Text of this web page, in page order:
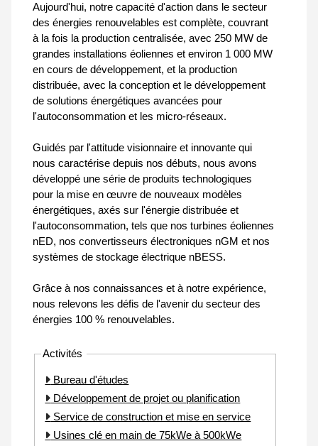
Aujourd'hui, notre capacité d'action dans le secteur
des énergies renouvelables est complète, couvrant
à la fois la production centralisée, avec 250 MW de
grandes installations éoliennes et environ 1 000 MW
en cours de développement, et la production
distribuée, avec la conception et le développement
de solutions énergétiques avancées pour
l'autoconsommation et les micro-réseaux.
Guidés par l'attitude visionnaire et innovante qui
nous caractérise depuis nos débuts, nous avons
développé une série de produits technologiques
pour la mise en œuvre de nouveaux modèles
énergétiques, axés sur l'énergie distribuée et
l'autoconsommation, tels que nos turbines éoliennes
nED, nos convertisseurs électroniques nGM et nos
systèmes de stockage électrique nBESS.
Grâce à nos connaissances et à notre expérience,
nous relevons les défis de l'avenir du secteur des
énergies 100 % renouvelables.
Activités
Bureau d'études
Développement de projet ou planification
Service de construction et mise en service
Usines clé en main de 75kWe à 500kWe